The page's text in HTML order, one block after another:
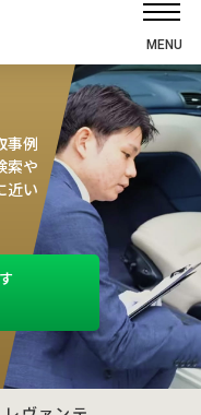
MENU
買取マガジン
事例
索や
近い